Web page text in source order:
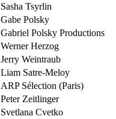
Sasha Tsyrlin
Gabe Polsky
Gabriel Polsky Productions
Werner Herzog
Jerry Weintraub
Liam Satre-Meloy
ARP Sélection (Paris)
Peter Zeitlinger
Svetlana Cvetko